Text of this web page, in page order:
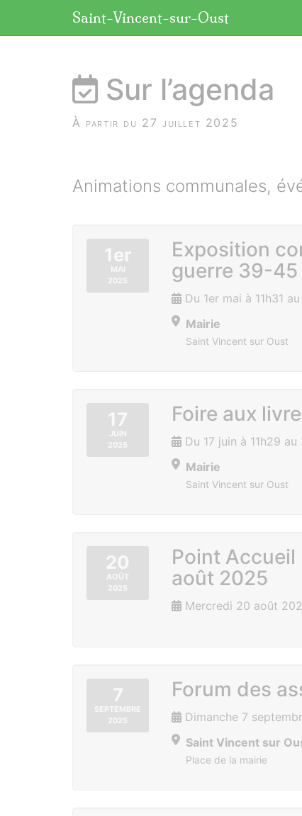
Saint-Vincent-sur-Oust
Sur l’agenda
À partir du 27 juillet 2025
Animations communales,
1er
MAI
2025
Exposition
guerre 39-45
Du 1er mai à 11h31
Mairie
Saint Vincent sur Oust
17
JUIN
2025
Foire aux
Du 17 juin à 11h29
Mairie
Saint Vincent sur Oust
20
AOÛT
2025
Point Accueil
août 2025
Mercredi 20 août
7
SEPTEMBRE
2025
Forum des
Dimanche 7
Saint Vincent sur
Place de la mairie
Panneau de gestion des cookies